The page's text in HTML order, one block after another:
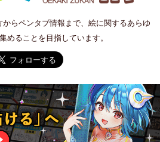
らペンタブ情報まで、絵に関するあらゆ
めることを目指しています。